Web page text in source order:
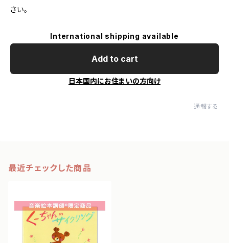
さい。
International shipping available
Add to cart
日本国内にお住まいの方向け
通報する
最近チェックした商品